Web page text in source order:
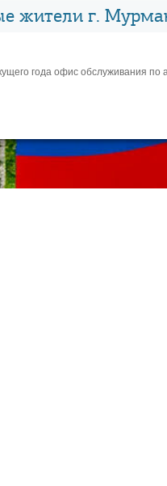
жители г.
года офис обслуживания по